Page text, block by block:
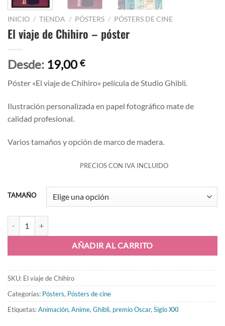
INICIO / TIENDA / PÓSTERS / PÓSTERS DE CINE
El viaje de Chihiro – póster
Desde: 19,00€
Póster «El viaje de Chihiro» película de Studio Ghibli.
Ilustración personalizada en papel fotográfico mate de
calidad profesional.
Varios tamaños y opción de marco de madera.
PRECIOS CON IVA INCLUIDO
TAMAÑO
AÑADIR AL CARRITO
SKU: El viaje de Chihiro
Categorías: Pósters, Pósters de cine
Etiquetas:Animación, Anime, Ghibli, premio Oscar, Siglo XXI